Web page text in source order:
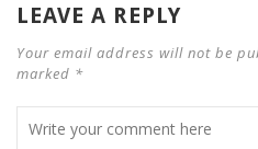
LEAVE A REPLY
Your email address will not be
marked *